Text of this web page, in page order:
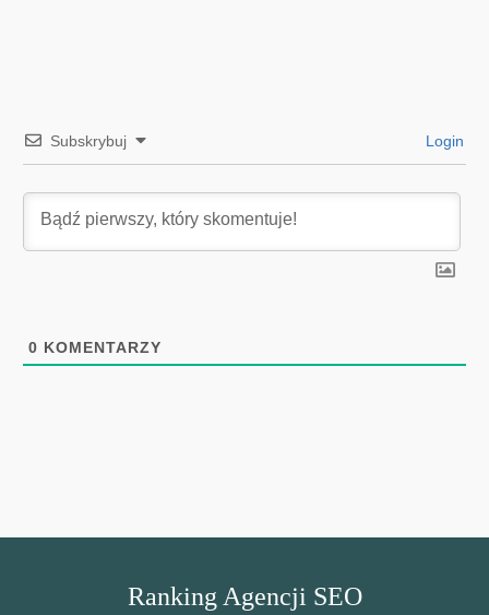
Subskrybuj Login
0 KOMENTARZY
Ranking Agencji SEO